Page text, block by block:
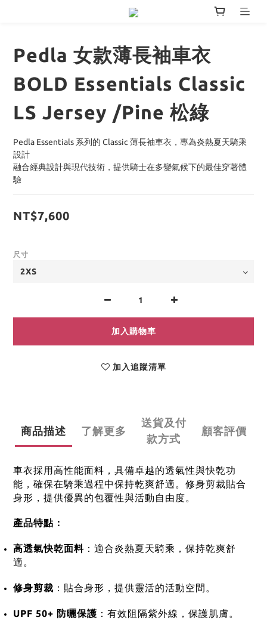
Pedla 女款薄長袖車衣
BOLD Essentials Classic
LS Jersey /Pine 松綠
Pedla Essentials 系列的 Classic 薄長袖車衣，專為炎熱夏天騎乘
設計
融合經典設計與現代技術，提供騎士在多變氣候下的最佳穿著體
驗
NT$7,600
尺寸
加入購物車
加入追蹤清單
商品描述 了解更多
送貨及付
款方式
顧客評價
車衣採用高性能面料，具備卓越的透氣性與快乾功
能，確保在騎乘過程中保持乾爽舒適。 修身剪裁貼合
身形，提供優異的包覆性與活動自由度。
產品特點：
高透氣快乾面料 ： 適合炎熱夏天騎乘，保持乾爽舒
適。
修身剪裁 ： 貼合身形，提供靈活的活動空間。
UPF 50+ 防曬保護 ： 有效阻隔紫外線，保護肌膚。